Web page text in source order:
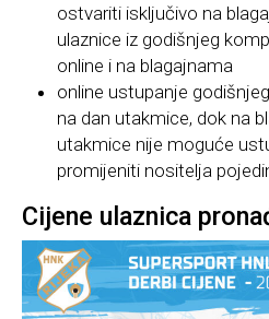
ostvariti isključivo na
ulaznice iz godišnjeg
online i na blagajnama
online ustupanje
na dan utakmice, dok na
utakmice nije moguće
promijeniti nositelja
Cijene ulaznica